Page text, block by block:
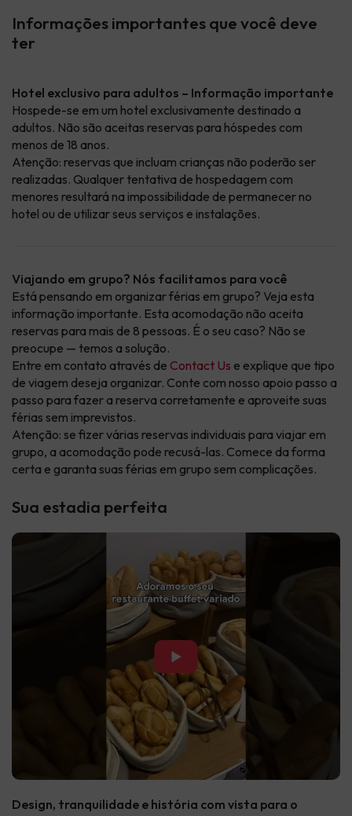
Informações importantes que você deve
ter
Hotel exclusivo para adultos – Informação importante
Hospede-se em um hotel exclusivamente destinado a
adultos. Não são aceitas reservas para hóspedes com
menos de 18 anos.
Atenção: reservas que incluam crianças não poderão ser
realizadas. Qualquer tentativa de hospedagem com
menores resultará na impossibilidade de permanecer no
hotel ou de utilizar seus serviços e instalações.
Viajando em grupo? Nós facilitamos para você
Está pensando em organizar férias em grupo? Veja esta
informação importante. Esta acomodação não aceita
reservas para mais de 8 pessoas. É o seu caso? Não se
preocupe — temos a solução.
Entre em contato através de Contact Us e explique que tipo
de viagem deseja organizar. Conte com nosso apoio passo a
passo para fazer a reserva corretamente e aproveite suas
férias sem imprevistos.
Atenção: se fizer várias reservas individuais para viajar em
grupo, a acomodação pode recusá-las. Comece da forma
certa e garanta suas férias em grupo sem complicações.
Sua estadia perfeita
▶
Design, tranquilidade e história com vista para o